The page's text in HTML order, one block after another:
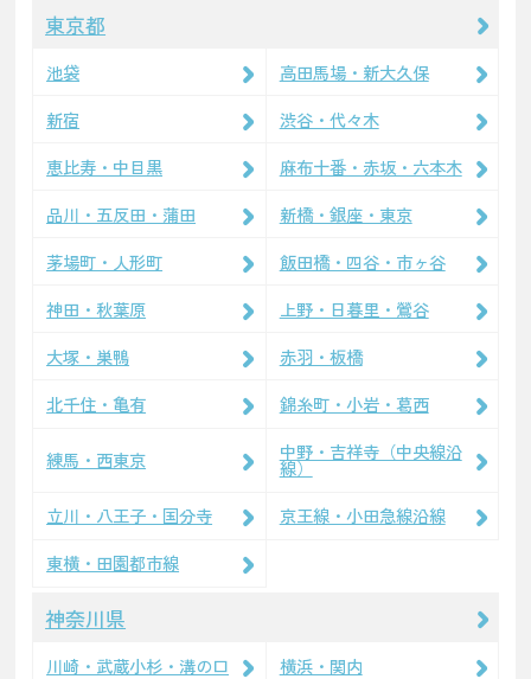
東京都
池袋
高田馬場・新大久保
新宿
渋谷・代々木
恵比寿・中目黒
麻布十番・赤坂・六本木
品川・五反田・蒲田
新橋・銀座・東京
茅場町・人形町
飯田橋・四谷・市ヶ谷
神田・秋葉原
上野・日暮里・鶯谷
大塚・巣鴨
赤羽・板橋
北千住・亀有
錦糸町・小岩・葛西
練馬・西東京 中野・吉祥寺（中央線沿
線）
立川・八王子・国分寺
京王線・小田急線沿線
東横・田園都市線
神奈川県
川崎・武蔵小杉・溝の口
横浜・関内